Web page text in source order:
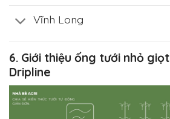
Vĩnh Long
6. Giới thiệu ống tưới nhỏ giọt
Dripline